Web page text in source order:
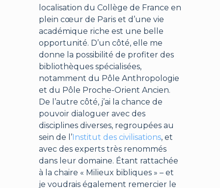
localisation du Collège de France en
plein cœur de Paris et d’une vie
académique riche est une belle
opportunité. D’un côté, elle me
donne la possibilité de profiter des
bibliothèques spécialisées,
notamment du Pôle Anthropologie
et du Pôle Proche-Orient Ancien.
De l’autre côté, j’ai la chance de
pouvoir dialoguer avec des
disciplines diverses, regroupées au
sein de l’Institut des civilisations, et
avec des experts très renommés
dans leur domaine. Étant rattachée
à la chaire « Milieux bibliques » – et
je voudrais également remercier le